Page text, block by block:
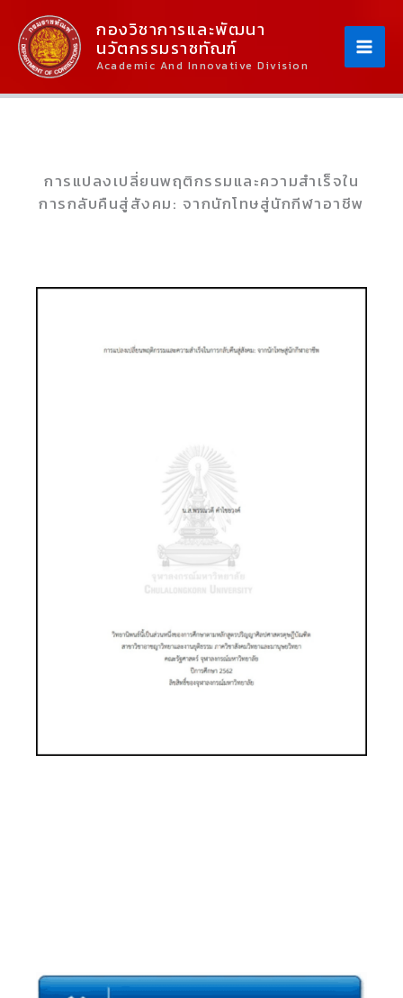
Content
Content
กองวิชาการและพัฒนา
นวัตกรรมราชทัณฑ์
Academic And Innovative Division
การแปลงเปลี่ยนพฤติกรรมและความสำเร็จใน
การกลับคืนสู่สังคม: จากนักโทษสู่นักกีฬาอาชีพ